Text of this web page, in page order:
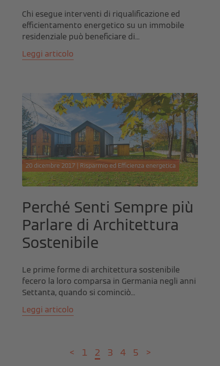
Chi esegue interventi di riqualificazione ed
efficientamento energetico su un immobile
residenziale può beneficiare di...
Leggi articolo
20 dicembre 2017 | Risparmio ed Efficienza energetica
Perché Senti Sempre più
Parlare di Architettura
Sostenibile
Le prime forme di architettura sostenibile
fecero la loro comparsa in Germania negli anni
Settanta, quando si cominciò...
Leggi articolo
< 1 2 3 4 5 >